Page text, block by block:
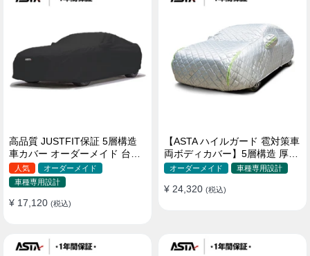
高品質 JUSTFIT保証 5層構造
車カバー オーダーメイド 台風
対策 裏起毛 防水 耐久性 傷保護
人気
オーダーメイド
車種専用設計
¥ 17,120 (税込)
【ASTA ハイルガード 雹対策車
両ボディカバー】5層構造 厚手
オーダーメイド 凍結防止 防雪
ィカバー
オーダーメイド 車種専用設計
¥ 24,320 (税込)